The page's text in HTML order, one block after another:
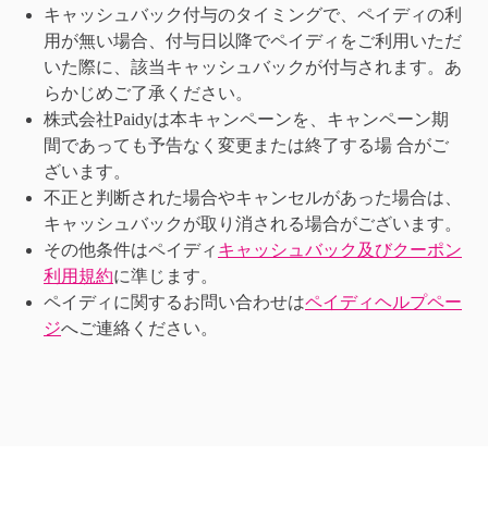
キャッシュバック付与のタイミングで、ペイディの利
用が無い場合、付与日以降でペイディをご利用いただ
いた際に、該当キャッシュバックが付与されます。あ
らかじめご了承ください。
株式会社Paidyは本キャンペーンを、キャンペーン期
間であっても予告なく変更または終了する場 合がご
ざいます。
不正と判断された場合やキャンセルがあった場合は、
キャッシュバックが取り消される場合がございます。
その他条件はペイディ キャッシュバック及びクーポン
利用規約に準じます。
ペイディに関するお問い合わせはペイディヘルプペー
ジへご連絡ください。